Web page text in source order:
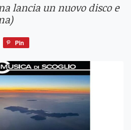
lancia un nuovo disco e
Pin